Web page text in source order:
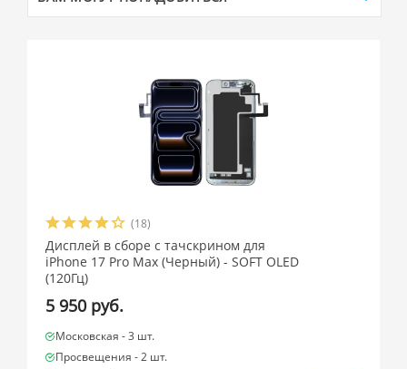
(18)
Дисплей в сборе с тачскрином для
iPhone 17 Pro Max (Черный) - SOFT OLED
(120Гц)
5 950 руб.
Московская -3 шт.
Просвещения -2 шт.